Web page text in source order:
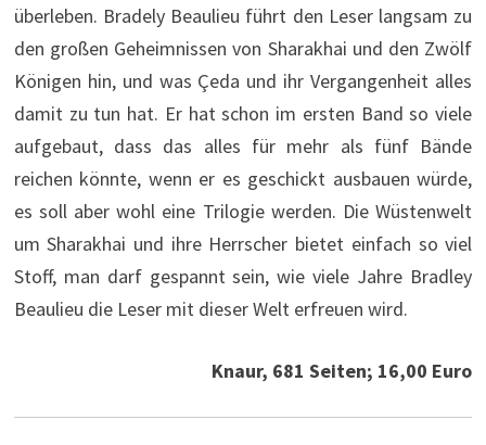
überleben. Bradely Beaulieu führt den Leser langsam zu
den großen Geheimnissen von Sharakhai und den Zwölf
Königen hin, und was Çeda und ihr Vergangenheit alles
damit zu tun hat. Er hat schon im ersten Band so viele
aufgebaut, dass das alles für mehr als fünf Bände
reichen könnte, wenn er es geschickt ausbauen würde,
es soll aber wohl eine Trilogie werden. Die Wüstenwelt
um Sharakhai und ihre Herrscher bietet einfach so viel
Stoff, man darf gespannt sein, wie viele Jahre Bradley
Beaulieu die Leser mit dieser Welt erfreuen wird.
Knaur, 681 Seiten; 16,00 Euro